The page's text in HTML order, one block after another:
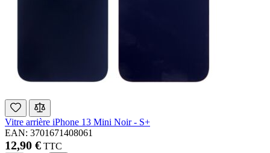
Vitre arrière iPhone 13 Mini Noir - S+
EAN: 3701671408061
12,90 € TTC